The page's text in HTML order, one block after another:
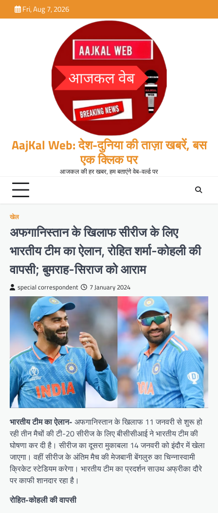
to
Fri, Aug 7, 2026
AajKal Web: देश-दुनिया की ताज़ा खबरें, बस
एक क्लिक पर
आजकल की हर खबर, हम बताएंगे वेब-वर्ल्ड पर
खेल
अफगानिस्तान के खिलाफ सीरीज के लिए
भारतीय टीम का ऐलान, रोहित शर्मा-कोहली की
वापसी; बुमराह-सिराज को आराम
special correspondent 7 January 2024
भारतीय टीम का ऐलान- अफगानिस्तान के खिलाफ 11 जनवरी से शुरू हो
रही तीन मैचों की टी-20 सीरीज के लिए बीसीसीआई ने भारतीय टीम की
घोषणा कर दी है। सीरीज का दूसरा मुकाबला 14 जनवरी को इंदौर में खेला
जाएगा। वहीं सीरीज के अंतिम मैच की मेजबानी बेंगलुरु का चिन्नास्वामी
क्रिकेट स्टेडियम करेगा। भारतीय टीम का प्रदर्शन साउथ अफ्रीका दौरे
पर काफी शानदार रहा है।
रोहित-कोहली की वापसी